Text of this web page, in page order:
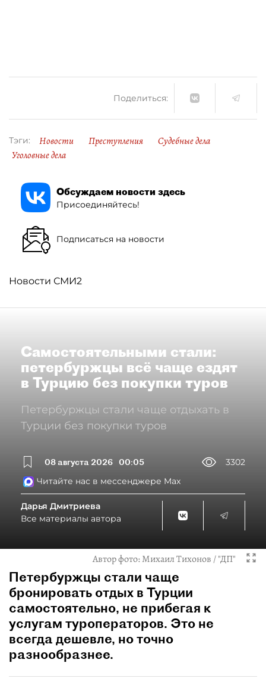
Поделиться:
Тэги: Новости Преступления
Судебные дела
Уголовные дела
Обсуждаем новости здесь
Присоединяйтесь!
Подписаться на новости
Новости СМИ2
Самостоятельными стали:
петербуржцы всё чаще ездят
в Турцию без покупки туров
Петербуржцы стали чаще отдыхать в
Турции без покупки туров
08 августа 2026 00:05
3302
Читайте нас в мессенджере Max
Дарья Дмитриева
Все материалы автора
Автор фото:Михаил Тихонов / "ДП"
Петербуржцы стали чаще
бронировать отдых в Турции
самостоятельно, не прибегая к
услугам туроператоров. Это не
всегда дешевле, но точно
разнообразнее.